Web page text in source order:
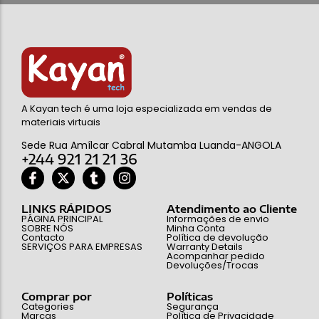
A Kayan tech é uma loja especializada em vendas de
materiais virtuais
Sede Rua Amílcar Cabral Mutamba Luanda-ANGOLA
+244 921 21 21 36
LINKS RÁPIDOS
PÁGINA PRINCIPAL
SOBRE NÓS
Contacto
SERVIÇOS PARA EMPRESAS
Atendimento ao Cliente
Informações de envio
Minha Conta
Política de devolução
Warranty Details
Acompanhar pedido
Devoluções/Trocas
Comprar por
Categories
Marcas
Políticas
Segurança
Política de Privacidade